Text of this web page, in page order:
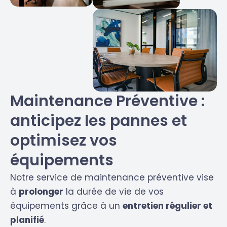
Maintenance Préventive :
anticipez les pannes et
optimisez vos
équipements
Notre service de maintenance préventive vise
à prolonger la durée de vie de vos
équipements grâce à un entretien régulier et
planifié.